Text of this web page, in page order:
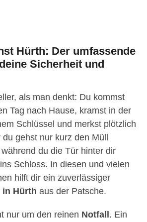
Hürth: Der umfassende
Sicherheit und
als man denkt: Du kommst
Tag nach Hause, kramst in der
Schlüssel und merkst plötzlich
gehst nur kurz den Müll
du die Tür hinter dir
Schloss. In diesen und vielen
hilft dir ein zuverlässiger
Hürth aus der Patsche.
nur um den reinen Notfall. Ein